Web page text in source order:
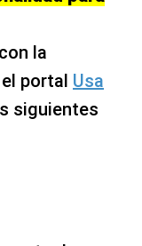
la
portal Usa
siguientes